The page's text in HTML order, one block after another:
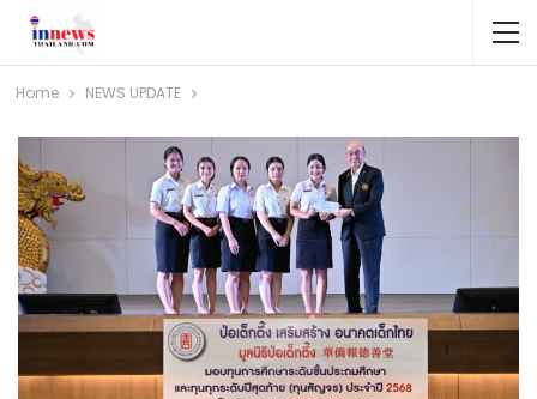
Home NEWS​ UPDATE